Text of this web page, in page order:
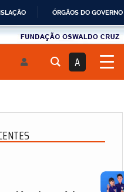
ÓRGÃOS DO GOVERNO
Fundau00e7u00e3o
A